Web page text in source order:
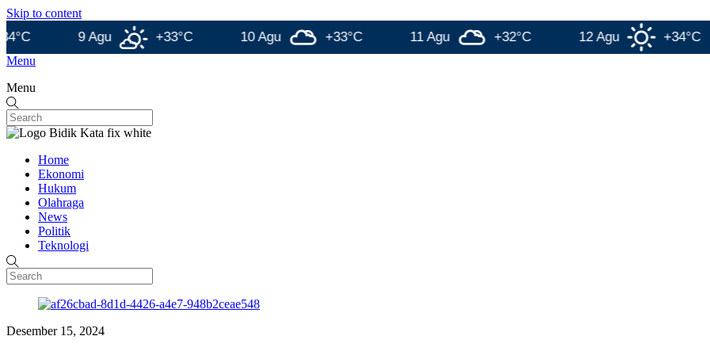
Skip to content
9 Agu +33°C 10 Agu +33°C 11 Agu +32°C 12 Agu +34°C
Menu
Menu
Home
Ekonomi
Hukum
Olahraga
News
Politik
Teknologi
Desember 15, 2024